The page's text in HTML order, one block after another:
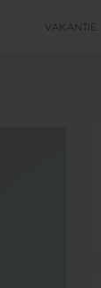
VAKANTIE